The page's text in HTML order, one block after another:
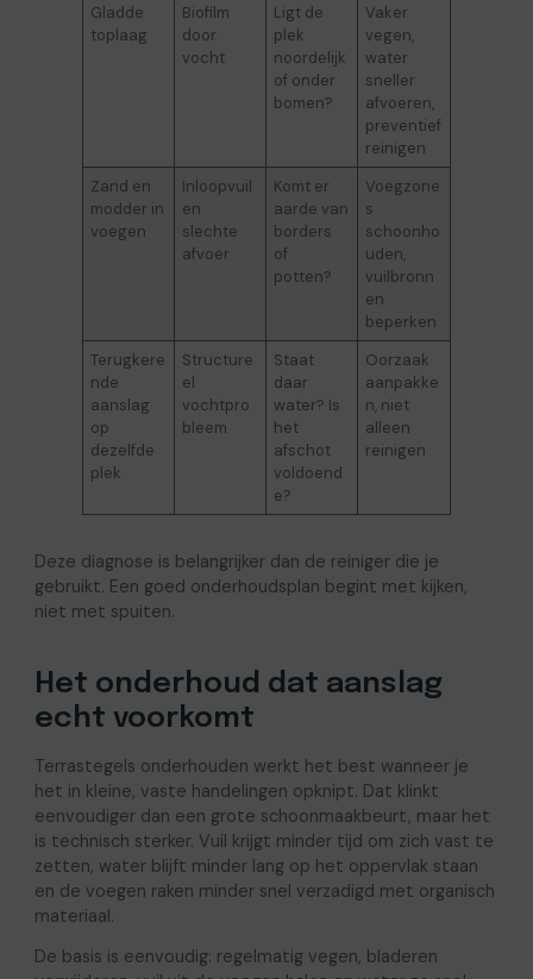
Gladde
toplaag
Biofilm
door
vocht
Ligt de
plek
noordelijk
of onder
bomen?
Vaker
vegen,
water
sneller
afvoeren,
preventief
reinigen
Zand en
modder in
voegen
Inloopvuil
en
slechte
afvoer
Komt er
aarde van
borders
of
potten?
Voegzone
s
schoonho
uden,
vuilbronn
en
beperken
Terugkere
nde
aanslag
op
dezelfde
plek
Structure
el
vochtpro
bleem
Staat
daar
water? Is
het
afschot
voldoend
e?
Oorzaak
aanpakke
n, niet
alleen
reinigen
Deze diagnose is belangrijker dan de reiniger die je
gebruikt. Een goed onderhoudsplan begint met kijken,
niet met spuiten.
Het onderhoud dat aanslag
echt voorkomt
Terrastegels onderhouden werkt het best wanneer je
het in kleine, vaste handelingen opknipt. Dat klinkt
eenvoudiger dan een grote schoonmaakbeurt, maar het
is technisch sterker. Vuil krijgt minder tijd om zich vast te
zetten, water blijft minder lang op het oppervlak staan
en de voegen raken minder snel verzadigd met organisch
materiaal.
De basis is eenvoudig: regelmatig vegen, bladeren